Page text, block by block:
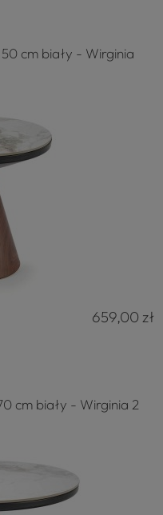
cm biały - Wirginia
659,00 zł
cm biały - Wirginia 2